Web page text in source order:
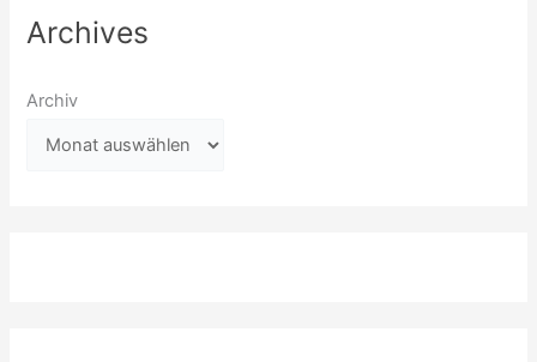
Archives
Archiv